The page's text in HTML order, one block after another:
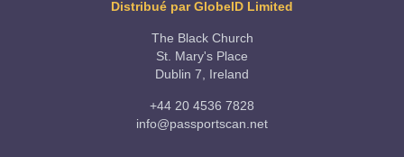
Distribué par GlobeID Limited
The Black Church
St. Mary's Place
Dublin 7, Ireland
+44 20 4536 7828
info@passportscan.net